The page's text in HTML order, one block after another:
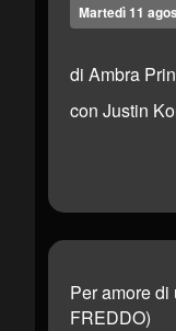
Martedì 11
di Ambra
con Justin
Per amore
FREDDO)